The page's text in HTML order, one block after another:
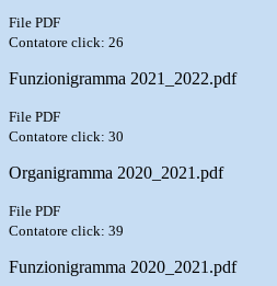
File PDF
Contatore click: 26
Funzionigramma 2021_2022.pdf
File PDF
Contatore click: 30
Organigramma 2020_2021.pdf
File PDF
Contatore click: 39
Funzionigramma 2020_2021.pdf